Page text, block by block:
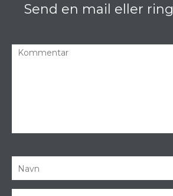
Send en mail eller ring